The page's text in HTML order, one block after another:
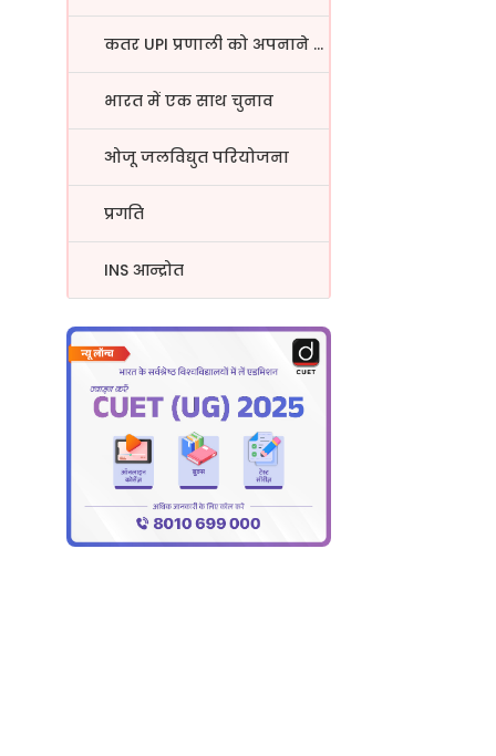
कतर UPI प्रणाली को अपनाने वाला...
भारत में एक साथ चुनाव
ओजू जलविद्युत परियोजना
प्रगति
INS आन्द्रोत